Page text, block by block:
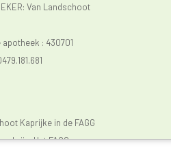
Van Landschoot
apotheek : 430701
Kaprijke in de FAGG
zijn. Het FAGG
van de